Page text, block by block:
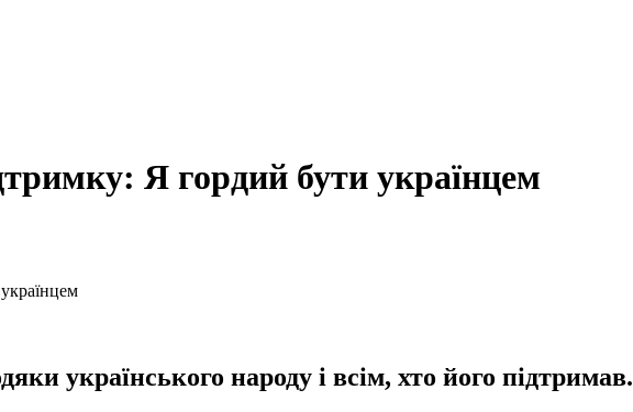
Я гордий бути українцем
українського народу і всім, хто його підтримав.